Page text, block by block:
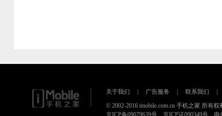
关于我们 广告服务 联系我们
© 2002-2016 imobile.com.cn 手机之家 所有权
京ICP备09079639号 京ICP证090349号 电